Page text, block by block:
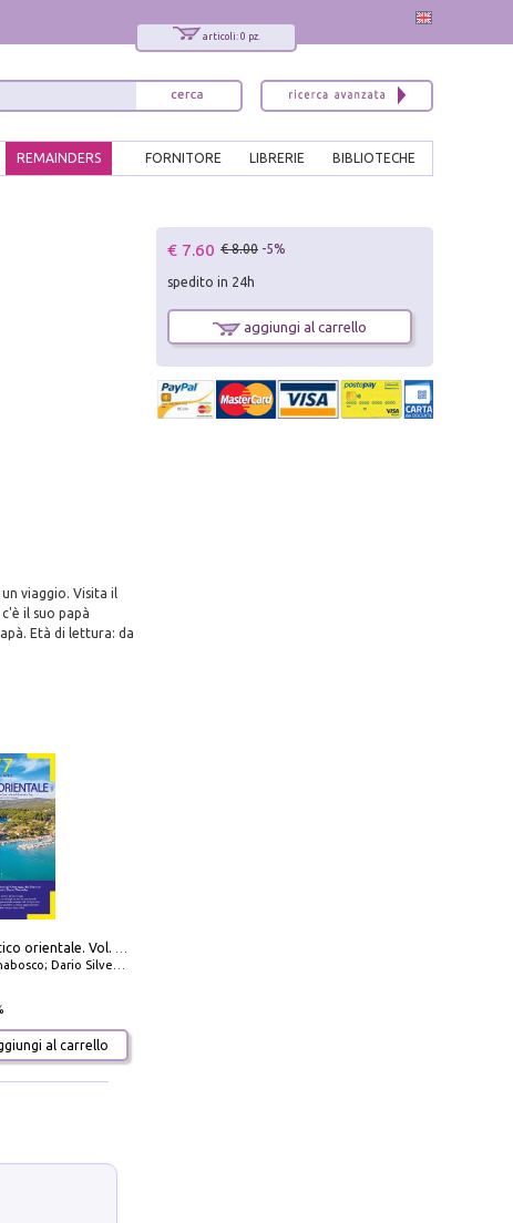
articoli: 0 pz.
BIBLIOTECHE
LIBRERIE
FORNITORE
REMAINDERS
viaggio. Visita il
il suo papà
Età di lettura: da
Dario Silvestro; Marco Sbrizzi
al carrello
€ 7.60 € 8.00 -5%
spedito in 24h
aggiungi al carrello
x
Interessato ai nostri libri?
Sarai informato delle nostre novità, potrai
comunque cancellarti quando desideri.
modulo di iscrizione